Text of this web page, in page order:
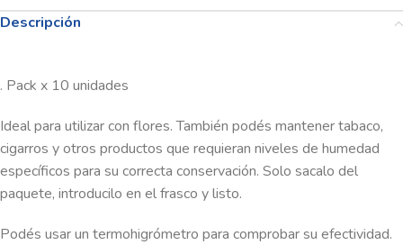
Descripción
. Pack x 10 unidades
Ideal para utilizar con flores. También podés mantener tabaco,
cigarros y otros productos que requieran niveles de humedad
específicos para su correcta conservación. Solo sacalo del
paquete, introducilo en el frasco y listo.
Podés usar un termohigrómetro para comprobar su efectividad.